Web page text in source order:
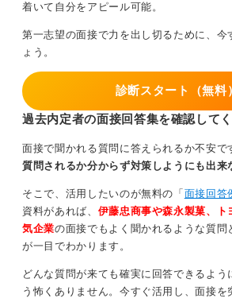
着いて自分をアピール可能。
第一志望の面接で力を出し切るために、今
ょう。
診断スタート（無料
過去内定者の面接回答集を確認して
面接で聞かれる質問に答えられるか不安で
質問されるか分からず対策しようにも出来
そこで、活用したいのが無料の「 面接回答
資料があれば、 伊藤忠商事や森永製菓、ト
気企業の面接でもよく聞かれるような質問
が一目でわかります。
どんな質問が来ても確実に回答できるよう
う怖くありません。今すぐ活用し、面接を